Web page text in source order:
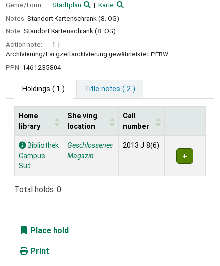
Genre/Form:
Stadtplan
Karte
Notes: Standort Kartenschrank (8. OG)
Note: Standort Kartenschrank (8. OG)
Action note:
1
Archivierung/Langzeitarchivierung gewährleistet PEBW
PPN: 1461235804
Holdings ( 1 ) Title notes ( 2 )
Holdings
Home
library
Shelving
location
Call
number
Bibliothek
Campus
Süd
Geschlossenes
Magazin
2013 J 8(6)
Total holds: 0
Place hold
Print